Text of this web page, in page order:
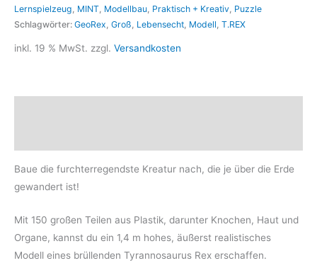
Lernspielzeug, MINT, Modellbau, Praktisch + Kreativ, Puzzle
Schlagwörter: GeoRex, Groß, Lebensecht, Modell, T.REX
inkl. 19 % MwSt. zzgl. Versandkosten
Baue die furchterregendste Kreatur nach, die je über die Erde
gewandert ist!
Mit 150 großen Teilen aus Plastik, darunter Knochen, Haut und
Organe, kannst du ein 1,4 m hohes, äußerst realistisches
Modell eines brüllenden Tyrannosaurus Rex erschaffen.